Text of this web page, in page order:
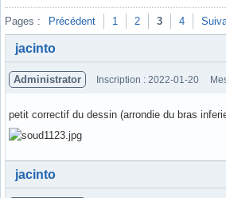
Pages : Précédent 1 2 3 4
jacinto
Administrator Inscription : 2022-01-20
petit correctif du dessin (arrondie du bras
Hors ligne
jacinto